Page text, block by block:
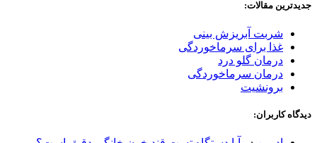
جدیدترین مقالات:
شربت آبریزش بینی
غذا برای سرماخوردگی
درمان گلو درد
درمان سرماخوردگی
برونشیت
دیدگاه کاربران: